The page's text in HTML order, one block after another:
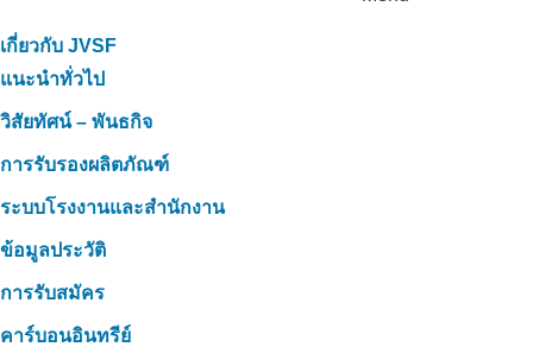
เกี่ยวกับ JVSF
แนะนำทั่วไป
วิสัยทัศน์ – พันธกิจ
การรับรองผลิตภัณฑ์
ระบบโรงงานและสำนักงาน
ข้อมูลประวัติ
การรับสมัคร
คาร์บอนอินทรีย์